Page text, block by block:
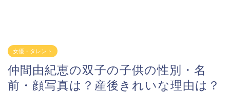
女優・タレント
仲間由紀恵の双子の子供の性別・名
前・顔写真は？産後きれいな理由は？